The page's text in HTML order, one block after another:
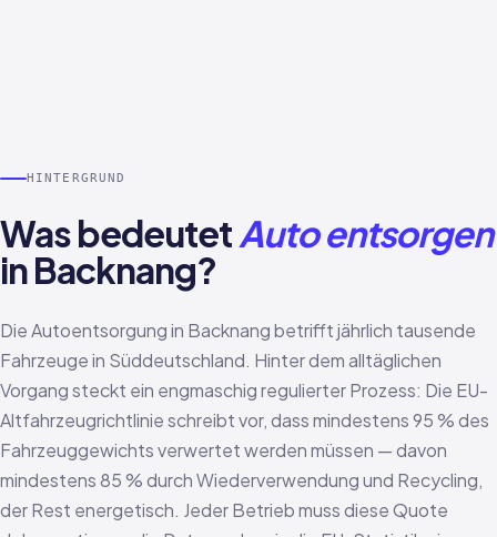
HINTERGRUND
Was bedeutetAuto entsorgen
in Backnang?
Die Autoentsorgung in Backnang betrifft jährlich tausende
Fahrzeuge in Süddeutschland. Hinter dem alltäglichen
Vorgang steckt ein engmaschig regulierter Prozess: Die EU-
Altfahrzeugrichtlinie schreibt vor, dass mindestens 95 % des
Fahrzeuggewichts verwertet werden müssen — davon
mindestens 85 % durch Wiederverwendung und Recycling,
der Rest energetisch. Jeder Betrieb muss diese Quote